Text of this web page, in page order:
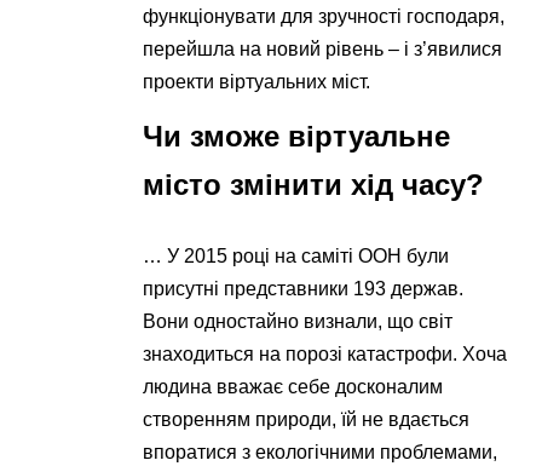
функціонувати для зручності господаря,
перейшла на новий рівень – і з’явилися
проекти віртуальних міст.
Чи зможе віртуальне
місто змінити хід часу?
… У 2015 році на саміті ООН були
присутні представники 193 держав.
Вони одностайно визнали, що світ
знаходиться на порозі катастрофи. Хоча
людина вважає себе досконалим
створенням природи, їй не вдається
впоратися з екологічними проблемами,